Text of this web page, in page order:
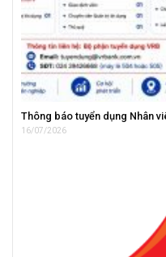
Thông báo tuyển dụng Nhân
16/07/2026